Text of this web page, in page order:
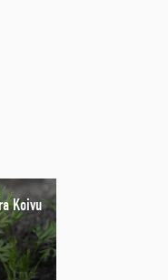
Koivu